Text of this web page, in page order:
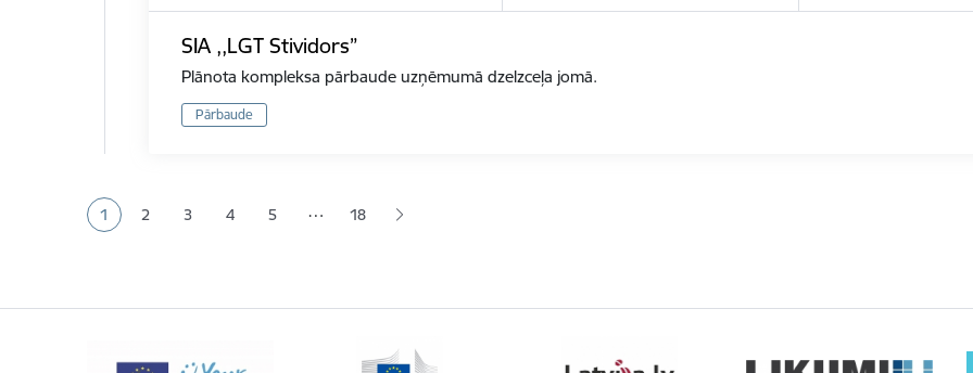
SIA ,,LGT Stividors”
Plānota kompleksa pārbaude uzņēmumā dzelzceļa jomā.
Pārbaude
Pašreizējā lapa
1 Lapa
2 Lapa
3 Lapa
4 Lapa
5 … 18